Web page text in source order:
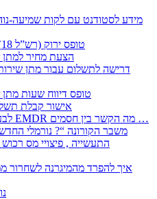
טופס ירוק (רש”ל 18) בקשה להוצאת רישיון נהיגה
2352 – הצעת מחיר
2356 – טופס דיווח שעות
2357 – אישור קבלת
– לבעלי עסקים ובעולם העבודה EMDR מה הקשר בין חסמים …
– משבר הקורונה “? נורמלי החדש ” ומהו ה